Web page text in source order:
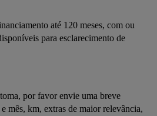
até 120 meses, com ou
para esclarecimento de
por favor envie uma breve
mês, km, extras de maior relevância,